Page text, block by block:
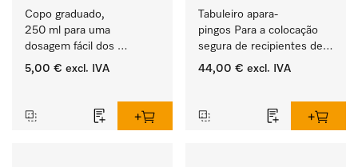
Copo graduado,
250 ml para uma
dosagem fácil dos
produtos ProCare.
5,00 € excl. IVA
Tabuleiro apara-
pingos Para a colocação
segura de recipientes de
produtos ProCare.
44,00 € excl. IVA